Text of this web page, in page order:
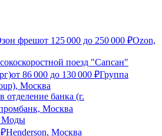
фрешот 125 000 до 250 000 ₽Ozon,
поезд "Сапсан"
от 86 000 до 130 000 ₽Группа
Москва
банка (г.
Москва
Моды
₽Henderson, Москва